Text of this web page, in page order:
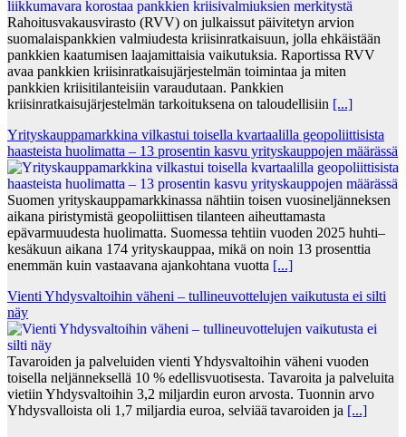
Rahoitusvakausvirasto (RVV) on julkaissut päivitetyn arvion
suomalaispankkien valmiudesta kriisinratkaisuun, jolla ehkäistään
pankkien kaatumisen laajamittaisia vaikutuksia. Raportissa RVV
avaa pankkien kriisinratkaisujärjestelmän toimintaa ja miten
pankkien kriisitilanteisiin varaudutaan. Pankkien
kriisinratkaisujärjestelmän tarkoituksena on taloudellisiin [...]
Yrityskauppamarkkina vilkastui toisella kvartaalilla geopoliittisista
haasteista huolimatta – 13 prosentin kasvu yrityskauppojen määrässä
Suomen yrityskauppamarkkinassa nähtiin toisen vuosineljänneksen
aikana piristymistä geopoliittisen tilanteen aiheuttamasta
epävarmuudesta huolimatta. Suomessa tehtiin vuoden 2025 huhti–
kesäkuun aikana 174 yrityskauppaa, mikä on noin 13 prosenttia
enemmän kuin vastaavana ajankohtana vuotta [...]
Vienti Yhdysvaltoihin väheni – tullineuvottelujen vaikutusta ei silti
näy
Tavaroiden ja palveluiden vienti Yhdysvaltoihin väheni vuoden
toisella neljänneksellä 10 % edellisvuotisesta. Tavaroita ja palveluita
vietiin Yhdysvaltoihin 3,2 miljardin euron arvosta. Tuonnin arvo
Yhdysvalloista oli 1,7 miljardia euroa, selviää tavaroiden ja [...]